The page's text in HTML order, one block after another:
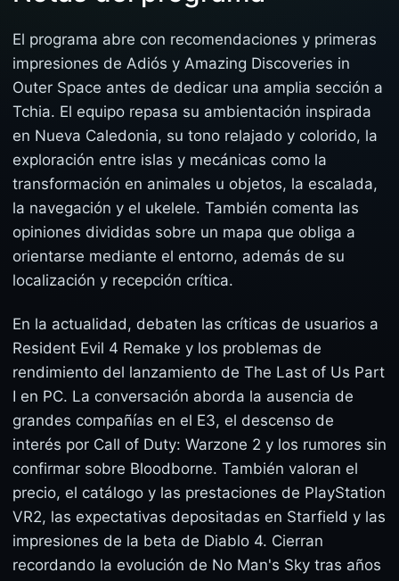
El programa abre con recomendaciones y primeras
impresiones de Adiós y Amazing Discoveries in
Outer Space antes de dedicar una amplia sección a
Tchia. El equipo repasa su ambientación inspirada
en Nueva Caledonia, su tono relajado y colorido, la
exploración entre islas y mecánicas como la
transformación en animales u objetos, la escalada,
la navegación y el ukelele. También comenta las
opiniones divididas sobre un mapa que obliga a
orientarse mediante el entorno, además de su
localización y recepción crítica.
En la actualidad, debaten las críticas de usuarios a
Resident Evil 4 Remake y los problemas de
rendimiento del lanzamiento de The Last of Us Part
I en PC. La conversación aborda la ausencia de
grandes compañías en el E3, el descenso de
interés por Call of Duty: Warzone 2 y los rumores sin
confirmar sobre Bloodborne. También valoran el
precio, el catálogo y las prestaciones de PlayStation
VR2, las expectativas depositadas en Starfield y las
impresiones de la beta de Diablo 4. Cierran
recordando la evolución de No Man's Sky tras años